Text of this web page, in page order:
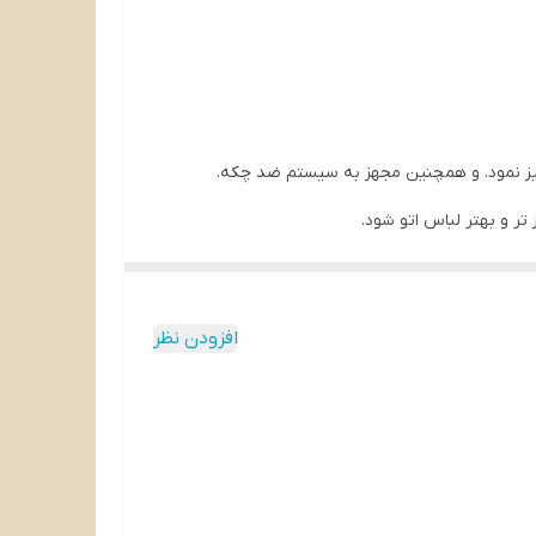
و بهتر لباس اتو شود.
را از بقایای موجود در بیشتر آب های خانگی ، پاک
افزودن نظر